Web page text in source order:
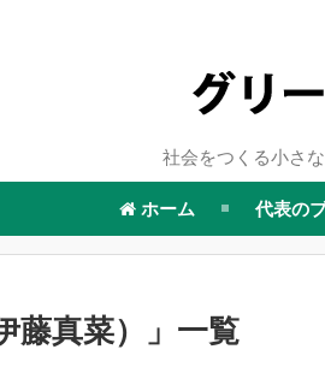
社会をつくる小さ
ホーム 代表の
藤真菜） 」 一覧